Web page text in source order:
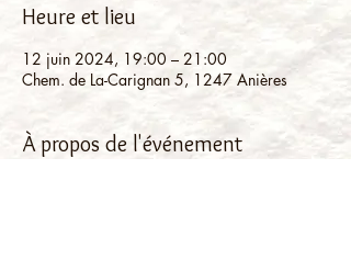
Heure et lieu
12 juin 2024, 19:00 – 21:00
Chem. de La-Carignan 5, 1247 Anières
À propos de l'événement